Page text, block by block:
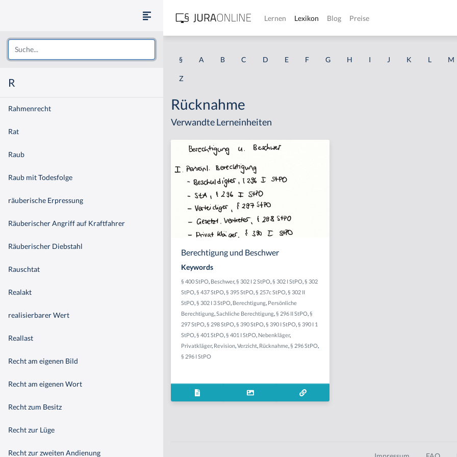
R
Rahmenrecht
Rat
Raub
Raub mit Todesfolge
räuberische Erpressung
Räuberischer Angriff auf Kraftfahrer
Räuberischer Diebstahl
Rauschtat
Realakt
realisierbarer Wert
Reallast
Recht am eigenen Bild
Recht am eigenen Wort
Recht zum Besitz
Recht zur Lüge
Recht zur zweiten Andienung
Lernen Lexikon Blog Preise
§ A B C D E F G H I J K L M
Z
Rücknahme
Verwandte Lerneinheiten
Berechtigung und Beschwer
Keywords
§ 400 StPO, Beschwer,§ 302 I 2 StPO,§ 302 I StPO,§ 302
StPO,§ 437 StPO,§ 395 StPO,§ 257c StPO,§ 302 II
StPO,§ 302 I 3 StPO, Berechtigung, Persönliche
Berechtigung,Sachliche Berechtigung,§ 296 II StPO,§
297 StPO,§ 298 StPO,§ 390 StPO,§ 390 I StPO,§ 390 I 1
StPO,§ 401 StPO,§ 401 I StPO, Nebenkläger,
Privatkläger, Revision,Verzicht, Rücknahme,§ 296 StPO,
§ 296 I StPO